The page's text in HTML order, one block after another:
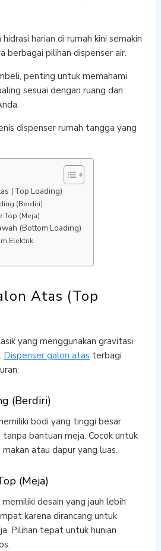
harian di rumah kini semakin
berbagai pilihan dispenser air.
penting untuk memahami
sesuai dengan ruang dan
dispenser rumah tangga yang
(Top Loading)
(Berdiri)
Top (Meja)
(Bottom Loading)
Elektrik
Atas (Top
yang menggunakan gravitasi
Dispenser galon atas terbagi
(Berdiri)
bodi yang tinggi besar
bantuan meja. Cocok untuk
atau dapur yang luas.
(Meja)
desain yang jauh lebih
karena dirancang untuk
Pilihan tepat untuk hunian